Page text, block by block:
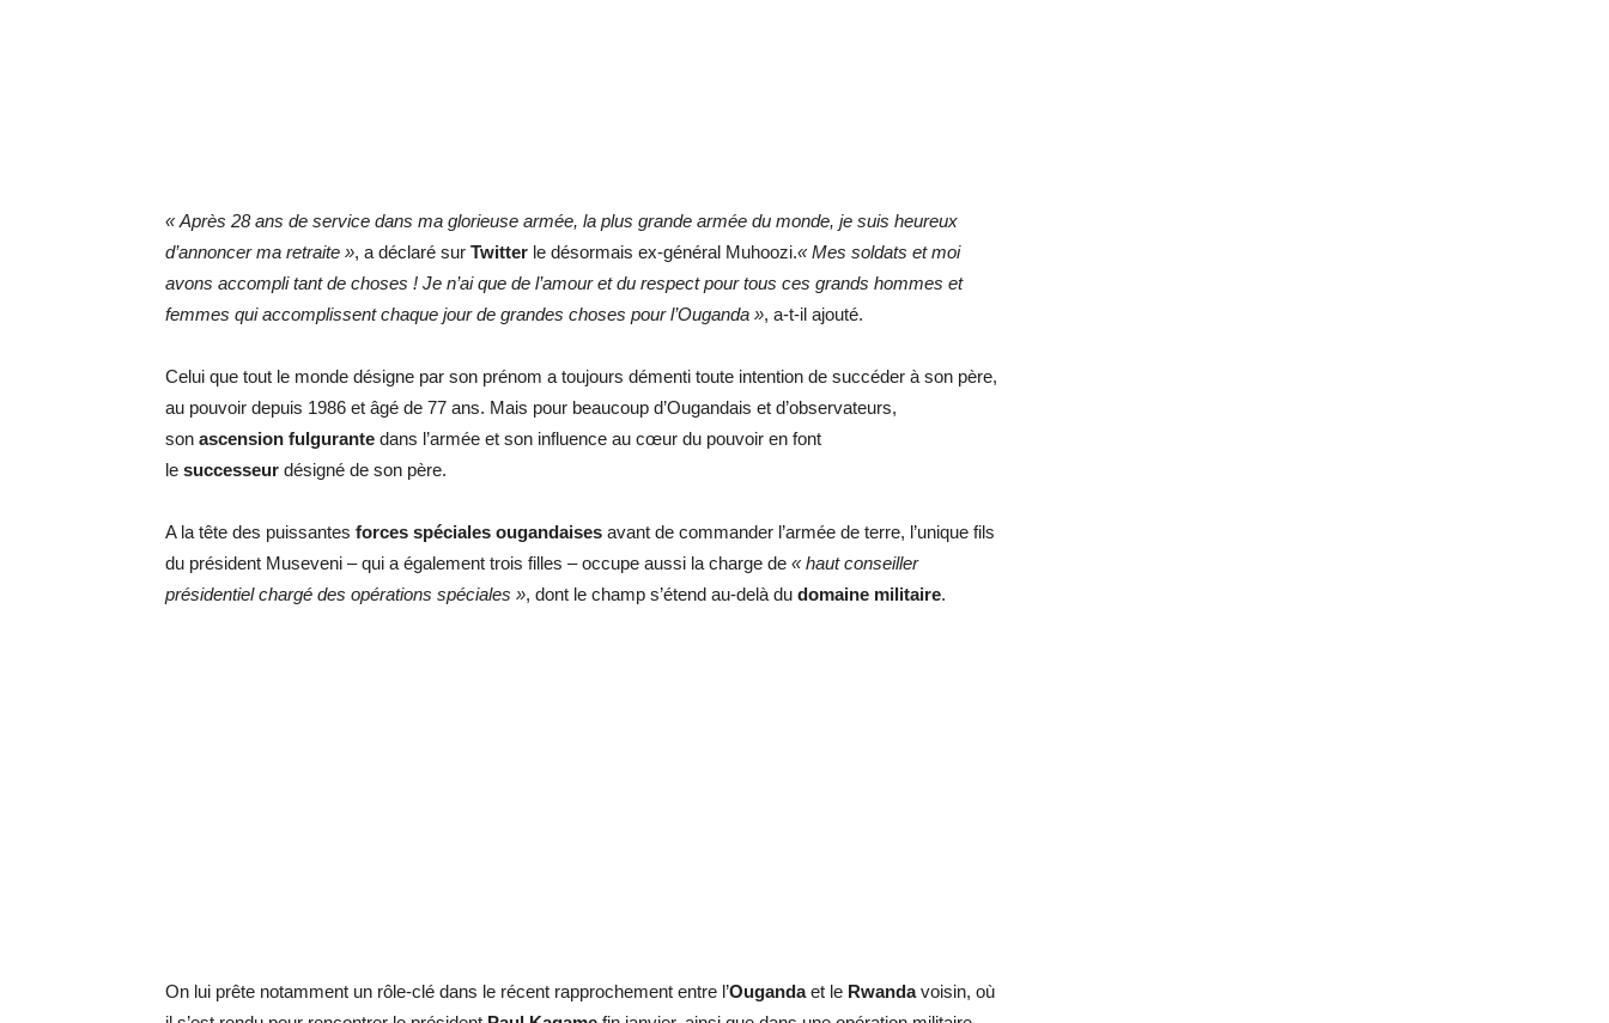
« Après 28 ans de service dans ma glorieuse armée, la plus grande armée du monde, je suis heureux
d’annoncer ma retraite », a déclaré sur Twitter le désormais ex-général Muhoozi.« Mes soldats et moi
avons accompli tant de choses ! Je n’ai que de l’amour et du respect pour tous ces grands hommes et
femmes qui accomplissent chaque jour de grandes choses pour l’Ouganda », a-t-il ajouté.
Celui que tout le monde désigne par son prénom a toujours démenti toute intention de succéder à son père,
au pouvoir depuis 1986 et âgé de 77 ans. Mais pour beaucoup d’Ougandais et d’observateurs,
son ascension fulgurante dans l’armée et son influence au cœur du pouvoir en font
le successeur désigné de son père.
A la tête des puissantes forces spéciales ougandaises avant de commander l’armée de terre, l’unique fils
du président Museveni – qui a également trois filles – occupe aussi la charge de « haut conseiller
présidentiel chargé des opérations spéciales », dont le champ s’étend au-delà du domaine militaire.
On lui prête notamment un rôle-clé dans le récent rapprochement entre l’Ougandaet le Rwandavoisin, où